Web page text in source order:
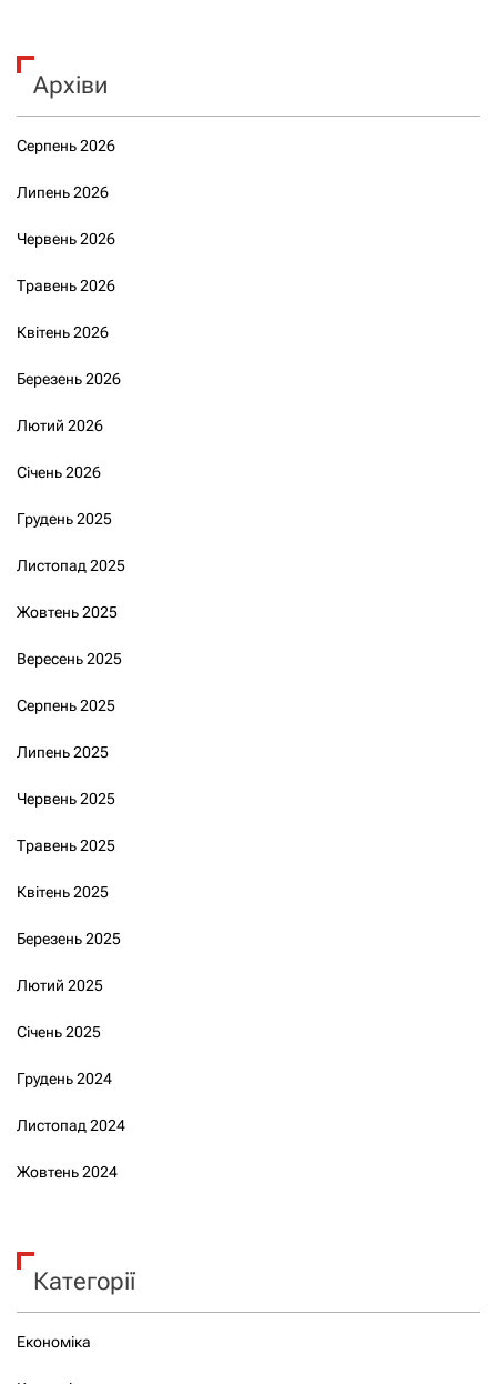
Архіви
Серпень 2026
Липень 2026
Червень 2026
Травень 2026
Квітень 2026
Березень 2026
Лютий 2026
Січень 2026
Грудень 2025
Листопад 2025
Жовтень 2025
Вересень 2025
Серпень 2025
Липень 2025
Червень 2025
Травень 2025
Квітень 2025
Березень 2025
Лютий 2025
Січень 2025
Грудень 2024
Листопад 2024
Жовтень 2024
Категорії
Економіка